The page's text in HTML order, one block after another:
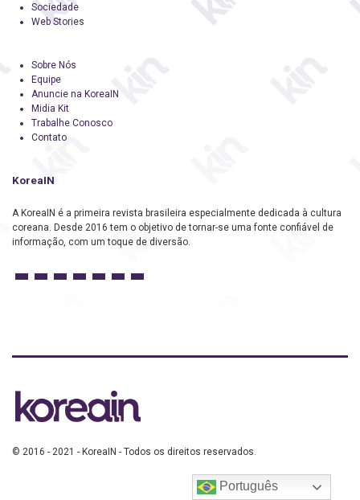
Sociedade
Web Stories
Sobre Nós
Equipe
Anuncie na KoreaIN
Midia Kit
Trabalhe Conosco
Contato
KoreaIN
A KoreaIN é a primeira revista brasileira especialmente dedicada à cultura
coreana. Desde 2016 tem o objetivo de tornar-se uma fonte confiável de
informação, com um toque de diversão.
© 2016 - 2021 - KoreaIN - Todos os direitos reservados.
Português